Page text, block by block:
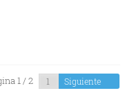
1 / 2 Siguiente